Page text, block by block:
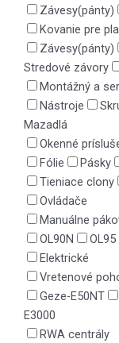
Závesy(pánty)
Kovanie pre
Závesy(pánty)
Stredové závory
Montážný a
Nástroje
Mazadlá
Okenné
Fólie
Pásky
Tieniace clony
Ovládače
Manuálne
OL90N
OL95
Elektrické
Vretenové
Geze-E50NT
E3000
RWA centrály